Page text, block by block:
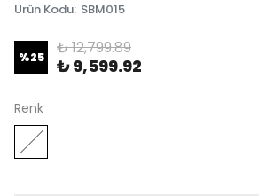
Ürün Kodu: SBM015
%25 ₺ 12,799.89
₺ 9,599.92
Renk